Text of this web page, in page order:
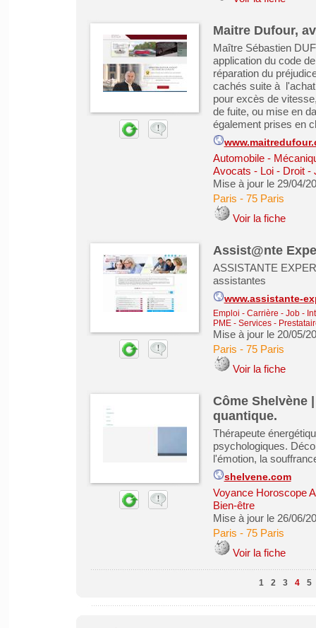
Maitre Dufour,
Maître Sébastien
application du code
réparation du
cachés suite à
pour excès de
de fuite, ou mise en
également prises en
Automobile -
Avocats - Loi - Droit -
Mise à jour le 29/04/
Paris - 75 Paris
Voir la fiche
Assist@nte
ASSISTANTE
assistantes
www.assistante-
Emploi - Carrière - Job -
PME- Services -
Mise à jour le 20/05/
Paris - 75 Paris
Voir la fiche
Côme Shelvène
quantique.
Thérapeute
psychologiques.
l'émotion, la
shelvene.com
Voyance Horoscope
Bien-être
Mise à jour le 26/06/
Paris - 75 Paris
Voir la fiche
1 2 3 4 5